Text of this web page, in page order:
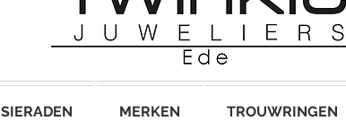
SIERADEN MERKEN TROUWRINGEN